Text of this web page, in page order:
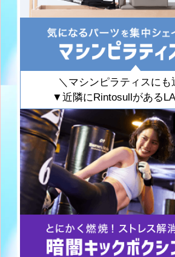
＼マシンピラティスにも
▼近隣にRintosullがある